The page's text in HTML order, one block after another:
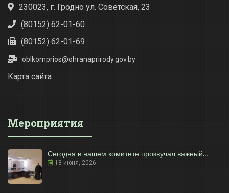
230023, г. Гродно ул. Советская, 23
(80152) 62-01-60
(80152) 62-01-69
oblkomprios@ohranaprirody.gov.by
Карта сайта
Мероприятия
Сегодня в нашем комитете прозвучал важный...
18 июня, 2026